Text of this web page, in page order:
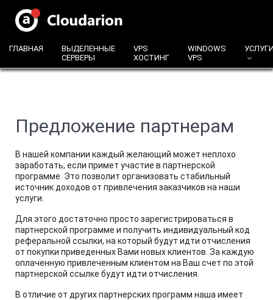
ГЛАВНАЯ
ВЫДЕЛЕННЫЕ
СЕРВЕРЫ
VPS
ХОСТИНГ
WINDOWS
VPS
Предложение партнерам
В нашей компании каждый желающий может неплохо
заработать, если примет участие в партнерской
программе. Это позволит организовать стабильный
источник доходов от привлечения заказчиков на наши
услуги.
Для этого достаточно просто зарегистрироваться в
партнерской программе и получить индивидуальный код
реферальной ссылки, на который будут идти отчисления
от покупки приведенных Вами новых клиентов. За каждую
оплаченную привлеченным клиентом на Ваш счет по этой
партнерской ссылке будут идти отчисления.
В отличие от других партнерских программ наша имеет